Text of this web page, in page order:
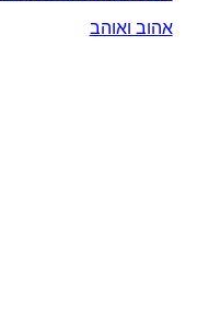
אהוב ואוהב